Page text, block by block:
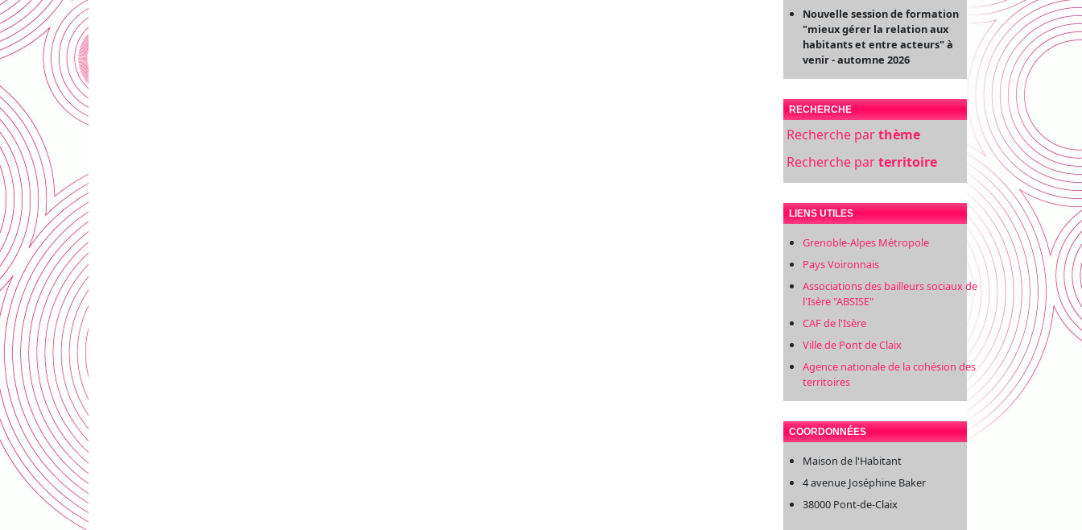
Nouvelle session de formation
"mieux gérer la relation aux
habitants et entre acteurs" à
venir - automne 2026
RECHERCHE
Recherche parthème
Recherche parterritoire
LIENS UTILES
Grenoble-Alpes Métropole
Pays Voironnais
Associations des bailleurs sociaux de
l'Isère "ABSISE"
CAF de l'Isère
Ville de Pont de Claix
Agence nationale de la cohésion des
territoires
COORDONNÉES
Maison de l'Habitant
4 avenue Joséphine Baker
38000 Pont-de-Claix